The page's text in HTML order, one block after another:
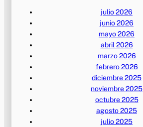
julio 2026
junio 2026
mayo 2026
abril 2026
marzo 2026
febrero 2026
diciembre 2025
noviembre 2025
octubre 2025
agosto 2025
julio 2025